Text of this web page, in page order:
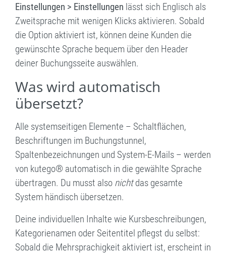
Einstellungen > Einstellungen lässt sich Englisch als
Zweitsprache mit wenigen Klicks aktivieren. Sobald
die Option aktiviert ist, können deine Kunden die
gewünschte Sprache bequem über den Header
deiner Buchungsseite auswählen.
Was wird automatisch
übersetzt?
Alle systemseitigen Elemente – Schaltflächen,
Beschriftungen im Buchungstunnel,
Spaltenbezeichnungen und System-E-Mails – werden
von kutego® automatisch in die gewählte Sprache
übertragen. Du musst also nichtdas gesamte
System händisch übersetzen.
Deine individuellen Inhalte wie Kursbeschreibungen,
Kategorienamen oder Seitentitel pflegst du selbst:
Sobald die Mehrsprachigkeit aktiviert ist, erscheint in